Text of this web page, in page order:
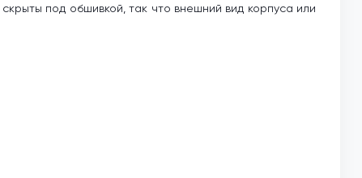
под обшивкой, так что внешний вид корпуса или